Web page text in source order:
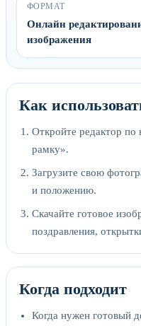
ФОРМАТ
Онлайн
изображения
Как
Откройте редактор по
рамку».
Загрузите свою
и положению.
Скачайте готовое
поздравления,
Когда подходит
Когда нужен готовый